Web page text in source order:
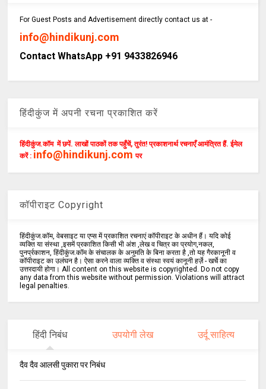
For Guest Posts and Advertisement directly contact us at -
info@hindikunj.com
Contact WhatsApp +91 9433826946
हिंदीकुंज में अपनी रचना प्रकाशित करें
हिंदीकुंज.कॉम में छपें. लाखों पाठकों तक पहुँचें, तुरंत! प्रकाशनार्थ रचनाएँ आमंत्रित हैं. ईमेल
करें : info@hindikunj.com पर
कॉपीराइट Copyright
हिंदीकुंज.कॉम, वेबसाइट या एप्स में प्रकाशित रचनाएं कॉपीराइट के अधीन हैं। यदि कोई
व्यक्ति या संस्था ,इसमें प्रकाशित किसी भी अंश ,लेख व चित्र का प्रयोग,नकल,
पुनर्प्रकाशन, हिंदीकुंज.कॉम के संचालक के अनुमति के बिना करता है ,तो यह गैरकानूनी व
कॉपीराइट का उलंघन है। ऐसा करने वाला व्यक्ति व संस्था स्वयं कानूनी हर्ज़े - खर्चे का
उत्तरदायी होगा। All content on this website is copyrighted. Do not copy
any data from this website without permission. Violations will attract
legal penalties.
हिंदी निबंध उपयोगी लेख उर्दू साहित्य
दैव दैव आलसी पुकारा पर निबंध